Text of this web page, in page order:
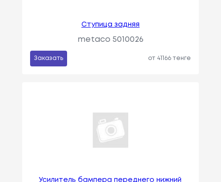
Ступица задняя
metaco 5010026
Заказать от 41166 тенге
Усилитель бампера переднего нижний